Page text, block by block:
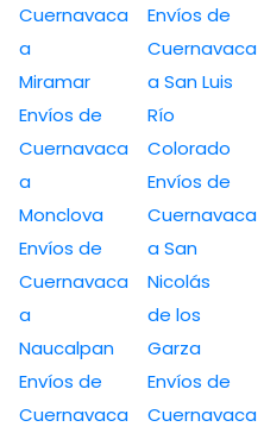
Cuernavaca
a
Miramar
Envíos de
Cuernavaca
a
Monclova
Envíos de
Cuernavaca
a
Naucalpan
Envíos de
Cuernavaca
Envíos de
Cuernavaca
a San Luis
Río
Colorado
Envíos de
Cuernavaca
a San
Nicolás
de los
Garza
Envíos de
Cuernavaca